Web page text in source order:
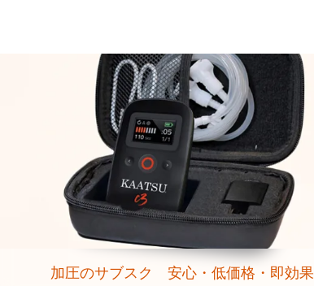
加圧のサブスク 安心・低価格・即効果